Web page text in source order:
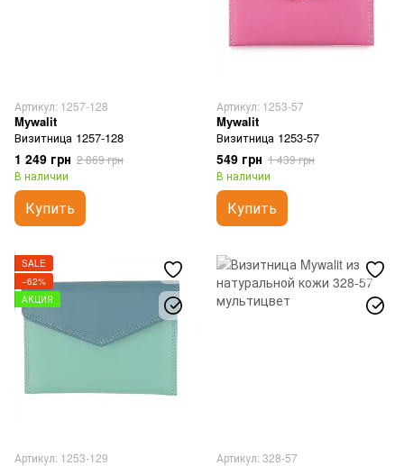
Артикул: 1257-128
Mywalit
Визитница 1257-128
1 249 грн 2 869 грн
В наличии
Купить
Артикул: 1253-57
Mywalit
Визитница 1253-57
549 грн 1 439 грн
В наличии
Купить
SALE
−62%
АКЦИЯ
Артикул: 1253-129 Артикул: 328-57